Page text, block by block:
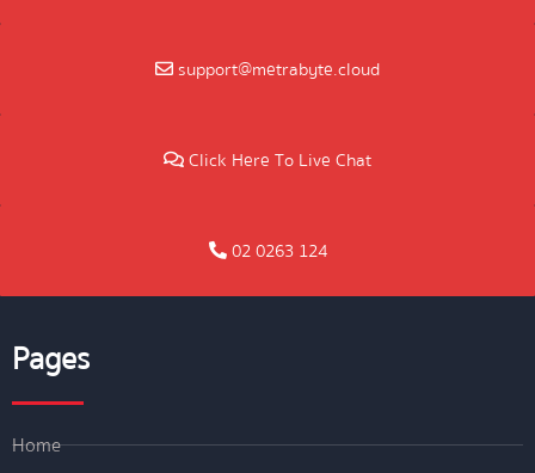
support@metrabyte.cloud
Click Here To Live Chat
02 0263 124
Pages
Home